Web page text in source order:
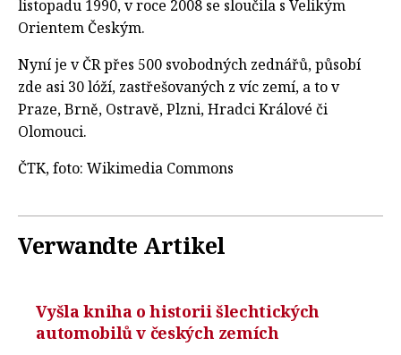
listopadu 1990, v roce 2008 se sloučila s Velikým
Orientem Českým.
Nyní je v ČR přes 500 svobodných zednářů, působí
zde asi 30 lóží, zastřešovaných z víc zemí, a to v
Praze, Brně, Ostravě, Plzni, Hradci Králové či
Olomouci.
ČTK, foto: Wikimedia Commons
Verwandte Artikel
Vyšla kniha o historii šlechtických
automobilů v českých zemích